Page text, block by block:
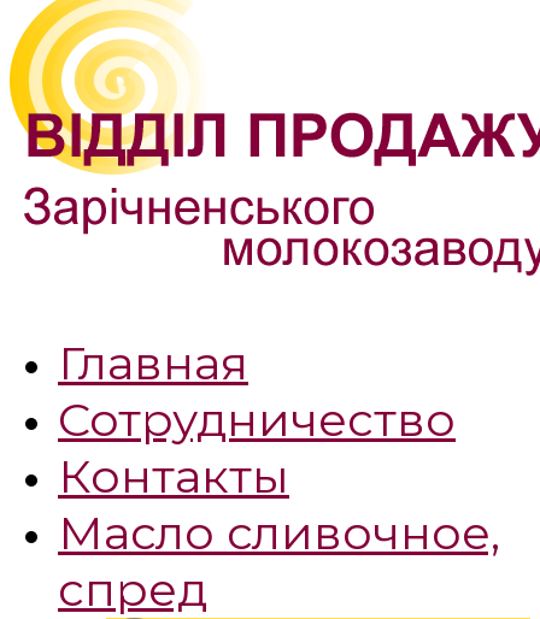
Главная
Сотрудничество
Контакты
Масло сливочное,
спред